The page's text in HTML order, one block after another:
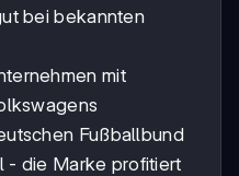
bei bekannten
mit
Fußballbund
- die Marke profitiert